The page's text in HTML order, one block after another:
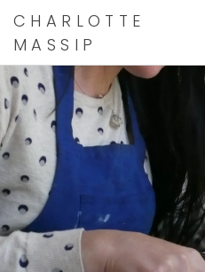
CHARLOTTE
MASSIP